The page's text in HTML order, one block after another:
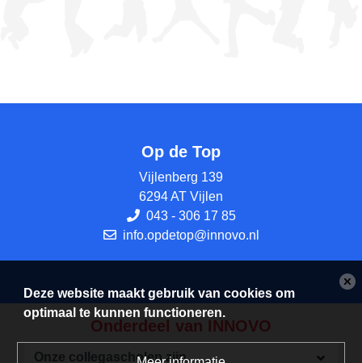
Op de Top
Vijlenberg 139
6294 AT Vijlen
043 - 306 17 85
info.opdetop@innovo.nl
Onderdeel van INNOVO
Deze website maakt gebruik van cookies om
optimaal te kunnen functioneren.